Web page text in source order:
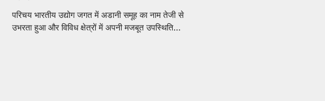
परिचय भारतीय उद्योग जगत में अडानी समूह का नाम तेजी से
उभरता हुआ और विविध क्षेत्रों में अपनी मजबूत उपस्थिति…